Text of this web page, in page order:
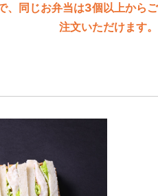
、同じお弁当は3個以上からご
注文いただけます。